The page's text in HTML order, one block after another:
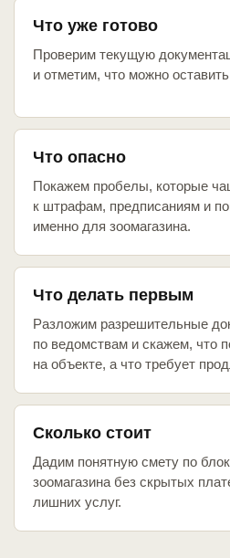
Что уже готово
Проверим текущую
и отметим, что можно
Что опасно
Покажем пробелы, которые
к штрафам, предписаниям и
именно для зоомагазина.
Что делать первым
Разложим разрешительные
по ведомствам и скажем, что
на объекте, а что требует
Сколько стоит
Дадим понятную смету по
зоомагазина без скрытых
лишних услуг.